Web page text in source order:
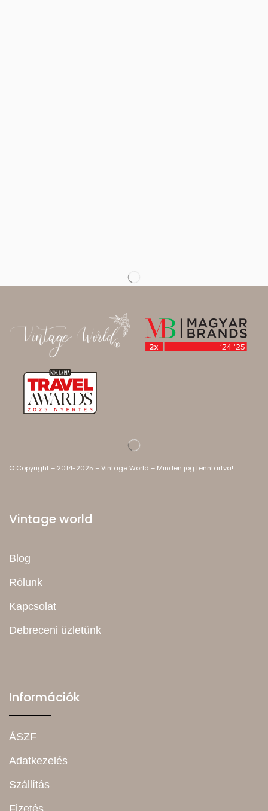
© Copyright – 2014-2025 – Vintage World – Minden jog fenntartva!
Vintage world
Blog
Rólunk
Kapcsolat
Debreceni üzletünk
Információk
ÁSZF
Adatkezelés
Szállítás